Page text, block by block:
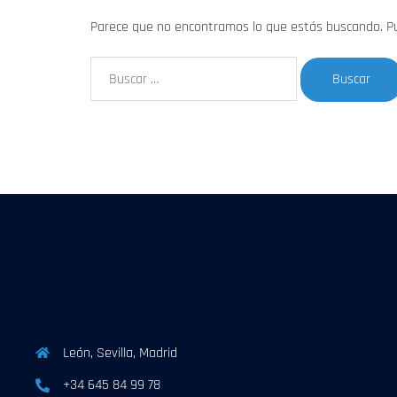
Parece que no encontramos lo que estás buscando.
León, Sevilla, Madrid
+34 645 84 99 78